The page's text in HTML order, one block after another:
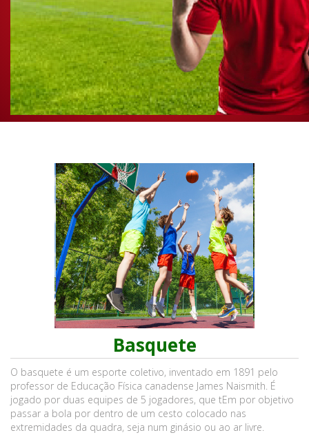
Basquete
O basquete é um esporte coletivo, inventado em 1891 pelo
professor de Educação Física canadense James Naismith. É
jogado por duas equipes de 5 jogadores, que tEm por objetivo
passar a bola por dentro de um cesto colocado nas
extremidades da quadra, seja num ginásio ou ao ar livre.